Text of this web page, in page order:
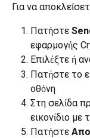
Για να
Πατήστε
εφαρμογής
Επιλέξτε ή
Πατήστε το
οθόνη
Στη σελίδα
εικονίδιο με
Πατήστε